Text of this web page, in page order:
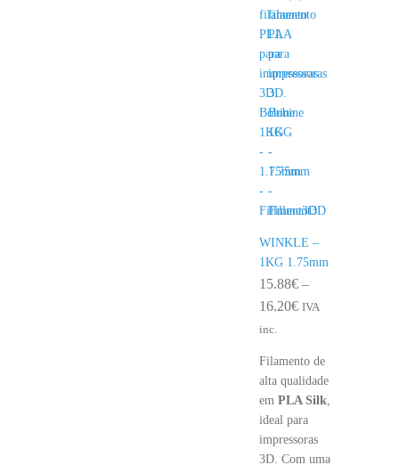
WINKLE –
1KG 1.75mm
15.88€ –
16.20€Price
16.20€
IVA
inc.
Filamento de
alta qualidade
em PLA Silk
ideal para
impressoras
3D. Com uma